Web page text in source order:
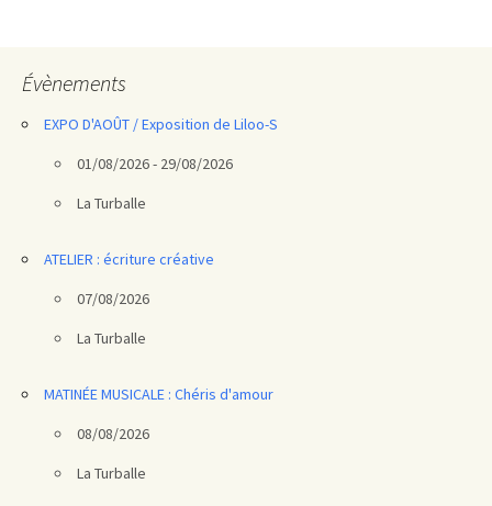
Évènements
EXPO D'AOÛT / Exposition de Liloo-S
01/08/2026 - 29/08/2026
La Turballe
ATELIER : écriture créative
07/08/2026
La Turballe
MATINÉE MUSICALE : Chéris d'amour
08/08/2026
La Turballe